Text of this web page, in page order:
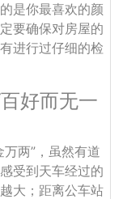
是你最喜欢的颜
要确保对房屋的
进行过仔细的检
好而无一
两”，虽然有道
受到天车经过的
大；距离公车站